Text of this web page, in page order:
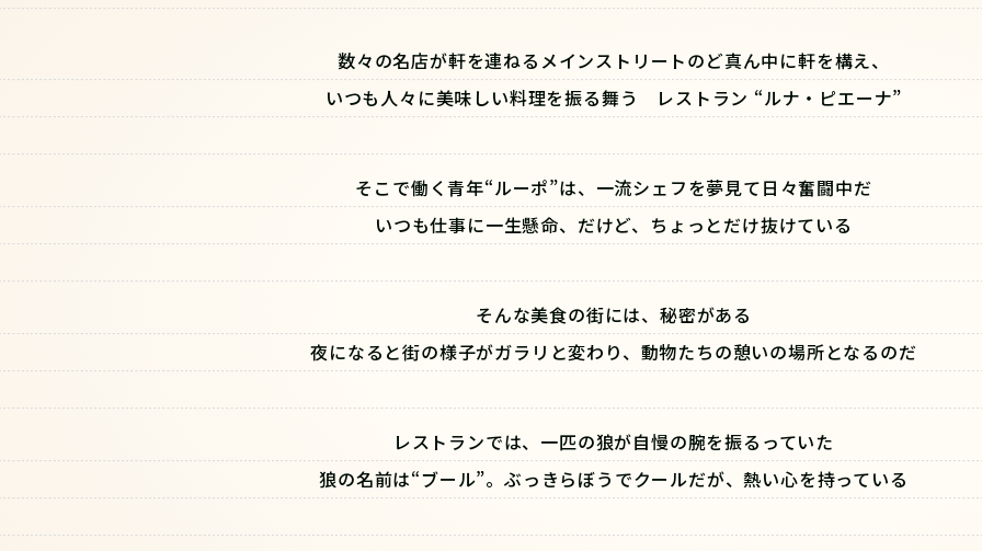
数々の名店が軒を連ねるメインストリートのど真ん中に軒を構え、
いつも人々に美味しい料理を振る舞う レストラン “ルナ・ピエーナ”
そこで働く青年“ルーポ”は、一流シェフを夢見て日々奮闘中だ
いつも仕事に一生懸命、だけど、ちょっとだけ抜けている
そんな美食の街には、秘密がある
夜になると街の様子がガラリと変わり、動物たちの憩いの場所となるのだ
レストランでは、一匹の狼が自慢の腕を振るっていた
狼の名前は“ブール”。ぶっきらぼうでクールだが、熱い心を持っている